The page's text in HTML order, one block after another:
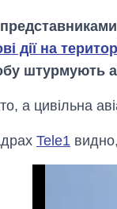
дії на
штурмують
а цивільна
Tele1